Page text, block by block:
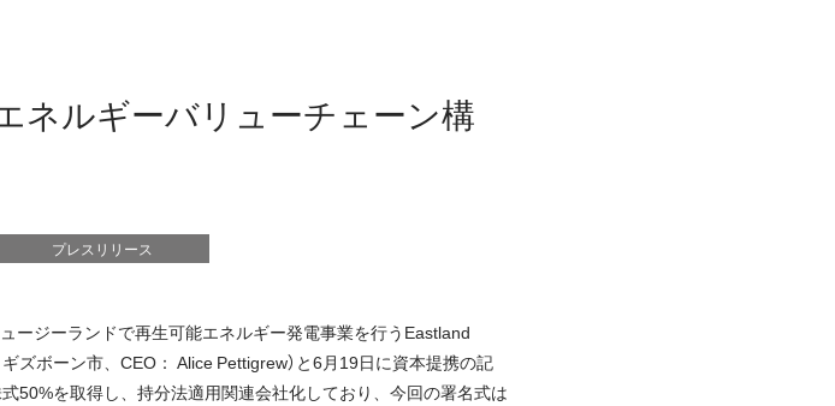
ネルギーバリューチェーン構
プレスリリース
ージーランドで再生可能エネルギー発電事業を行うEastland
ズボーン市、CEO： Alice Pettigrew）と6月19日に資本提携の記
50%を取得し、持分法適用関連会社化しており、今回の署名式は